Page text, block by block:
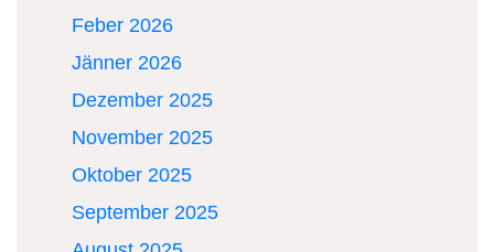
Feber 2026
Jänner 2026
Dezember 2025
November 2025
Oktober 2025
September 2025